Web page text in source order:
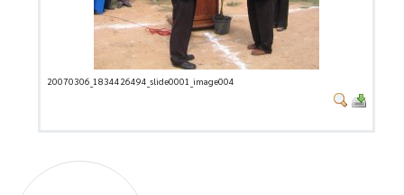
20070306_1834426494_slide0001_image004